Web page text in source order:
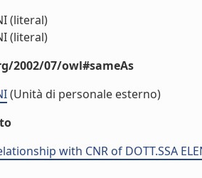
(literal)
(literal)
2002/07/owl#sameAs
(Unità di personale esterno)
with CNR of DOTT.SSA